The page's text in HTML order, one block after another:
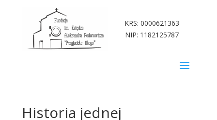
KRS: 0000621363
NIP: 1182125787
Historia jednej